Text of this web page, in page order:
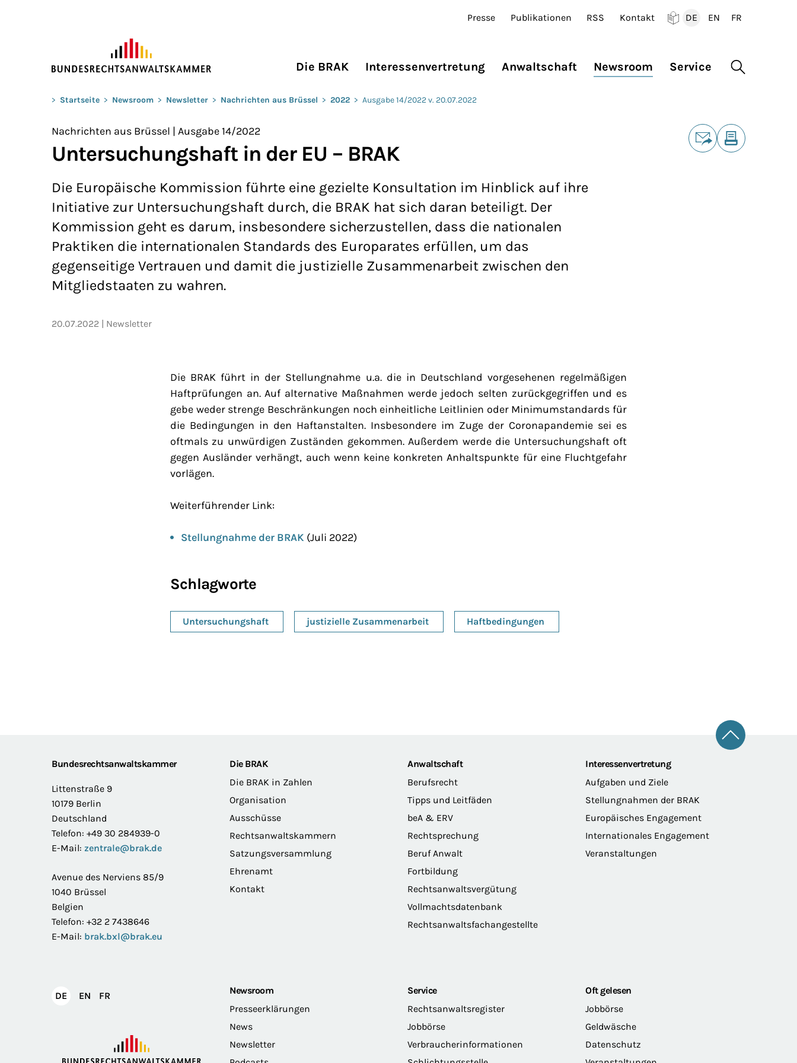
Presse Publikationen RSS Kontakt
DE
EN
FR
Die BRAK Interessenvertretung Anwaltschaft Newsroom Service Suche
Sie befinden sich hier:
> Startseite > Newsroom > Newsletter > Nachrichten aus Brüssel > 2022 > Ausgabe 14/2022 v. 20.07.2022
Nachrichten aus Brüssel | Ausgabe 14/2022
Untersuchungshaft in der EU – BRAK
Die Europäische Kommission führte eine gezielte Konsultation im Hinblick auf ihre
Initiative zur Untersuchungshaft durch, die BRAK hat sich daran beteiligt. Der
Kommission geht es darum, insbesondere sicherzustellen, dass die nationalen
Praktiken die internationalen Standards des Europarates erfüllen, um das
gegenseitige Vertrauen und damit die justizielle Zusammenarbeit zwischen den
Mitgliedstaaten zu wahren.
20.07.2022 Newsletter
Die BRAK führt in der Stellungnahme u.a. die in Deutschland vorgesehenen regelmäßigen
Haftprüfungen an. Auf alternative Maßnahmen werde jedoch selten zurückgegriffen und es
gebe weder strenge Beschränkungen noch einheitliche Leitlinien oder Minimumstandards für
die Bedingungen in den Haftanstalten. Insbesondere im Zuge der Coronapandemie sei es
oftmals zu unwürdigen Zuständen gekommen. Außerdem werde die Untersuchungshaft oft
gegen Ausländer verhängt, auch wenn keine konkreten Anhaltspunkte für eine Fluchtgefahr
vorlägen.
Weiterführender Link:
Stellungnahme der BRAK (Juli 2022)
Schlagworte
Untersuchungshaft justizielle Zusammenarbeit Haftbedingungen
Footer
Zum
Bundesrechtsanwaltskammer
Littenstraße 9
10179 Berlin
Deutschland
Telefon: +49 30 284939-0
E-Mail: zentrale@brak.de
Avenue des Nerviens 85/9
1040 Brüssel
Belgien
Telefon: +32 2 7438646
E-Mail: brak.bxl@brak.eu
Die BRAK
Die BRAK in Zahlen
Organisation
Ausschüsse
Rechtsanwaltskammern
Satzungsversammlung
Ehrenamt
Kontakt
Anwaltschaft
Berufsrecht
Tipps und Leitfäden
beA & ERV
Rechtsprechung
Beruf Anwalt
Fortbildung
Rechtsanwaltsvergütung
Vollmachtsdatenbank
Rechtsanwaltsfachangestellte
Interessenvertretung
Aufgaben und Ziele
Stellungnahmen der BRAK
Europäisches Engagement
Internationales Engagement
Veranstaltungen
DEDeutsch
EN English
FR
Newsroom
Presseerklärungen
News
Newsletter
Service
Rechtsanwaltsregister
Jobbörse
Verbraucherinformationen
Oft gelesen
Jobbörse
Geldwäsche
Datenschutz